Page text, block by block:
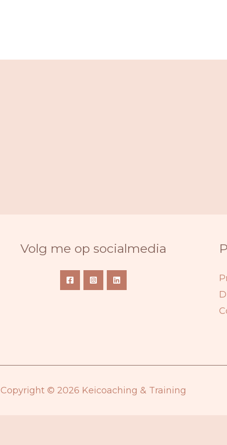
Volg me op socialmedia
Copyright © 2026 Keicoaching & Training